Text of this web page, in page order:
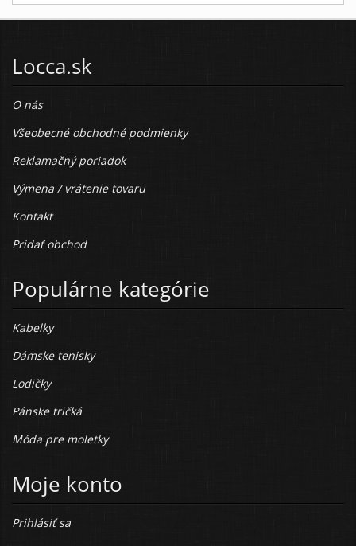
Locca.sk
O nás
Všeobecné obchodné podmienky
Reklamačný poriadok
Výmena / vrátenie tovaru
Kontakt
Pridať obchod
Populárne kategórie
Kabelky
Dámske tenisky
Lodičky
Pánske tričká
Móda pre moletky
Moje konto
Prihlásiť sa